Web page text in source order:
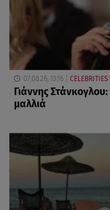
07.08.26, 13:16
Γιάννης
μαλλιά